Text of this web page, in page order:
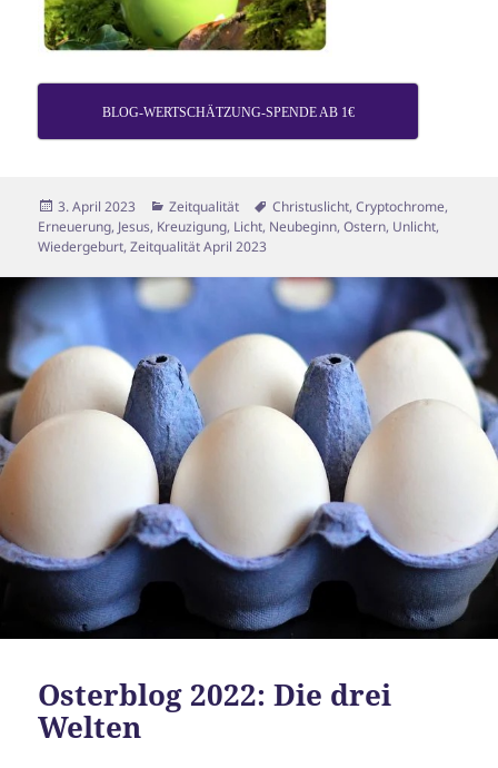
BLOG-WERTSCHÄTZUNG-SPENDE AB 1€
Veröffentlicht
am
3. April 2023 Kategorien
Zeitqualität Schlagwörter
Christuslicht,Cryptochrome,
Erneuerung, Jesus, Kreuzigung, Licht, Neubeginn,Ostern, Unlicht,
Wiedergeburt,Zeitqualität April 2023
Osterblog 2022: Die drei
Welten